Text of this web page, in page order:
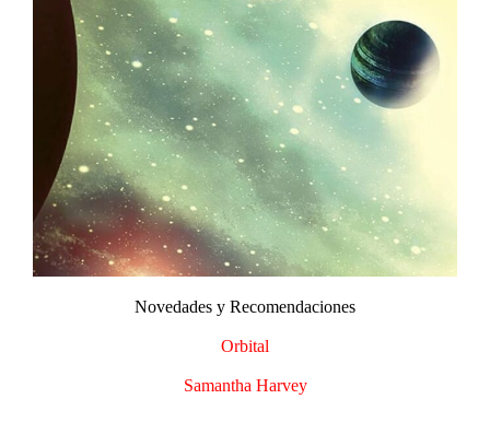
Novedades y Recomendaciones​
Orbital
Samantha Harvey​